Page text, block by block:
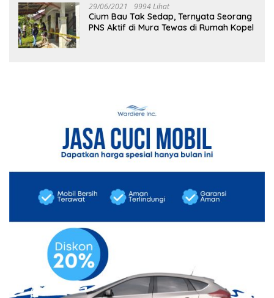
29/06/2021 9994 Lihat
Cium Bau Tak Sedap, Ternyata Seorang
PNS Aktif di Mura Tewas di Rumah Kopel